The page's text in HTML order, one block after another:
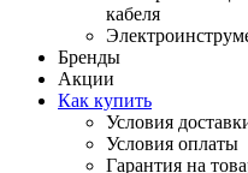
кабеля
Бренды
Акции
Как купить
Условия
Условия оплаты
Гарантия на